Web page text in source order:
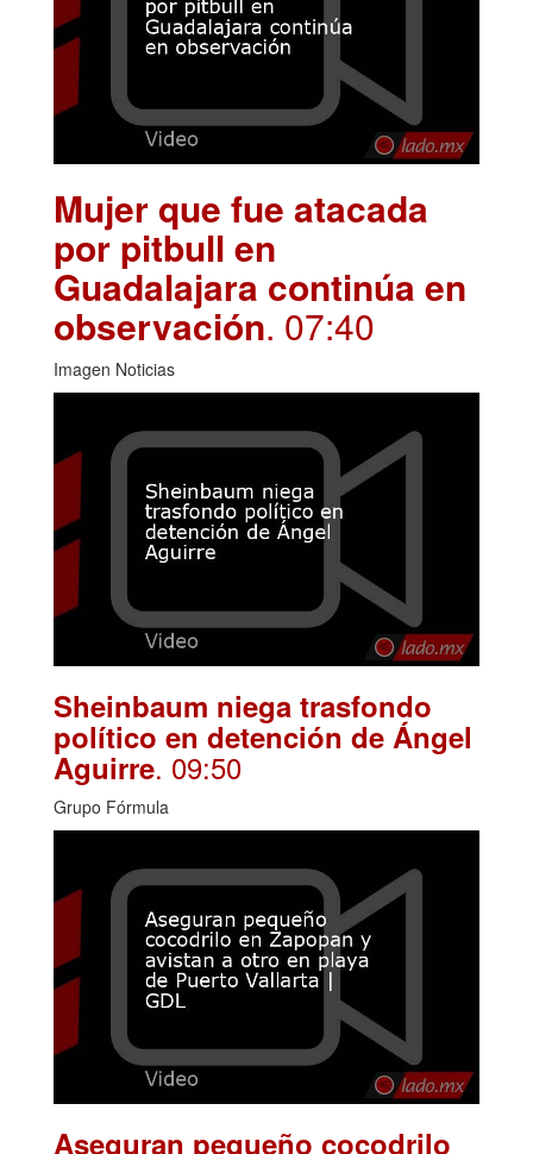
Mujer que fue atacada
por pitbull en
Guadalajara continúa en
observación. 07:40
Imagen Noticias
Sheinbaum niega trasfondo
político en detención de Ángel
Aguirre. 09:50
Grupo Fórmula
Aseguran pequeño cocodrilo